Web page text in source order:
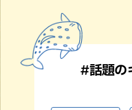
#話題の